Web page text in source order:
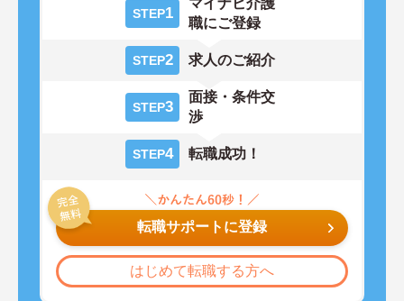
STEP1
マイナビ介護
職にご登録
STEP2 求人のご紹介
STEP3
面接・条件交
渉
STEP4 転職成功！
転職サポートに登録
はじめて転職する方へ